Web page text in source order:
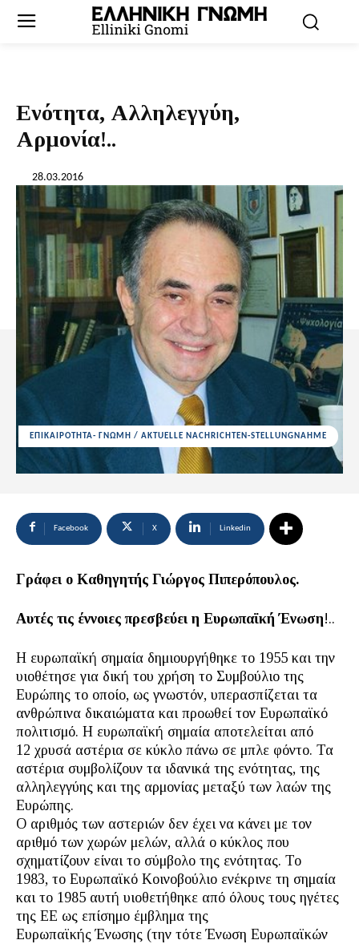
Ενότητα, Αλληλεγγύη,
Αρμονία!..
28.03.2016
ΕΠΙΚΑΙΡΟΤΗΤΑ- ΓΝΩΜΗ / AKTUELLE NACHRICHTEN-STELLUNGNAHME
Facebook X Linkedin
Γράφει ο Καθηγητής Γιώργος Πιπερόπουλος.
Αυτές τις έννοιες πρεσβεύει η Ευρωπαϊκή Ένωση!..
Η ευρωπαϊκή σημαία δημιουργήθηκε το 1955 και την
υιοθέτησε για δική του χρήση το Συμβούλιο της
Ευρώπης το οποίο, ως γνωστόν, υπερασπίζεται τα
ανθρώπινα δικαιώματα και προωθεί τον Ευρωπαϊκό
πολιτισμό. Η ευρωπαϊκή σημαία αποτελείται από
12 χρυσά αστέρια σε κύκλο πάνω σε μπλε φόντο. Τα
αστέρια συμβολίζουν τα ιδανικά της ενότητας, της
αλληλεγγύης και της αρμονίας μεταξύ των λαών της
Ευρώπης.
Ο αριθμός των αστεριών δεν έχει να κάνει με τον
αριθμό των χωρών μελών, αλλά ο κύκλος που
σχηματίζουν είναι το σύμβολο της ενότητας. Το
1983, το Ευρωπαϊκό Κοινοβούλιο ενέκρινε τη σημαία
και το 1985 αυτή υιοθετήθηκε από όλους τους ηγέτες
της ΕΕ ως επίσημο έμβλημα της
Ευρωπαϊκής Ένωσης (την τότε Ένωση Ευρωπαϊκών